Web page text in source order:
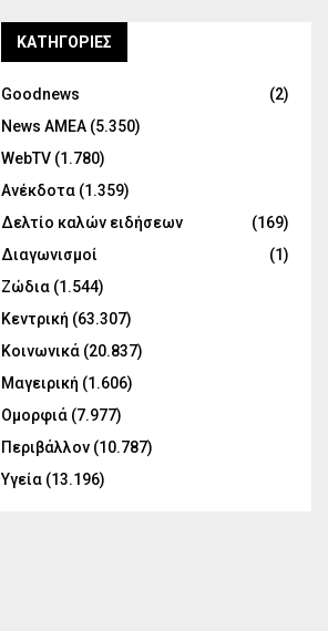
KΑΤΗΓΟΡΊΕΣ
Goodnews
(2)
News ΑΜΕΑ (5.350)
WebTV (1.780)
Ανέκδοτα (1.359)
Δελτίο καλών ειδήσεων
(169)
Διαγωνισμοί
(1)
Ζώδια (1.544)
Κεντρική (63.307)
Κοινωνικά (20.837)
Μαγειρική (1.606)
Ομορφιά (7.977)
Περιβάλλον (10.787)
Υγεία (13.196)